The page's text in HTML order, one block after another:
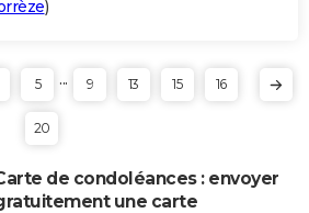
)
5 ... 9 13 15 16
20
de condoléances : envoyer
une carte